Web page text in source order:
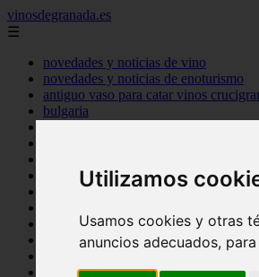
Utilizamos
Usamos cookies y otras
anuncios adecuados,
vinosdegranada.es
☰
novedades y noticias de vino
novedades y noticias de enoturismo
antiguo vaso para catar vinos
bulgaria
Córdoba - córdoba
Barcelona - barcelona
Ciudad-real - montiel
Santa-cruz-de-tenerife - guía-de-isora
La-rioja - casalarreina